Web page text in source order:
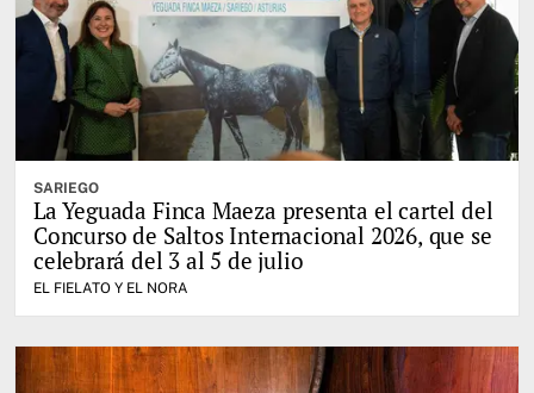
SARIEGO
La Yeguada Finca Maeza presenta el cartel del
Concurso de Saltos Internacional 2026, que se
celebrará del 3 al 5 de julio
EL FIELATO Y EL NORA